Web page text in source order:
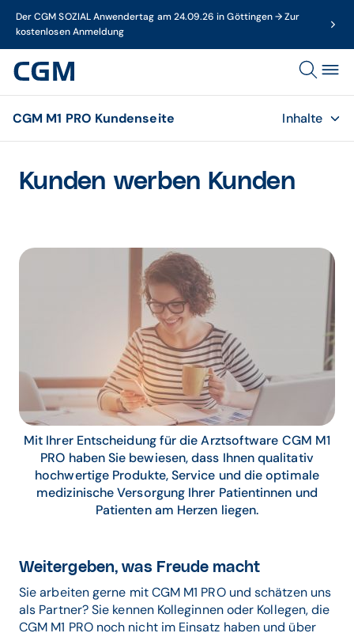
Der CGM SOZIAL Anwendertag am 24.09.26 in Göttingen → Zur
kostenlosen Anmeldung
CGM M1 PRO Kundenseite Inhalte
Kunden werben Kunden
Mit Ihrer Entscheidung für die Arztsoftware CGM M1
PRO haben Sie bewiesen, dass Ihnen qualitativ
hochwertige Produkte, Service und die optimale
medizinische Versorgung Ihrer Patientinnen und
Patienten am Herzen liegen.
Weitergeben, was Freude macht
Sie arbeiten gerne mit CGM M1 PRO und schätzen uns
als Partner? Sie kennen Kolleginnen oder Kollegen, die
CGM M1 PRO noch nicht im Einsatz haben und über